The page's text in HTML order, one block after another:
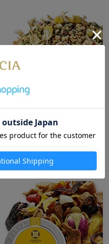
エルダーフラワー＆カモミー
ル 25g 缶入